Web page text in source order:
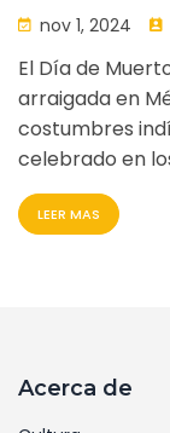
nov 1, 2024
El Día de
arraigada en
costumbres
celebrado en
indígenas, se
noviembre. Con
LEER MAS
Acerca de